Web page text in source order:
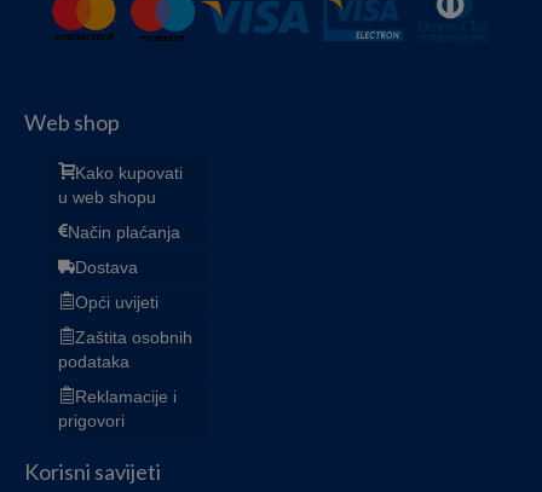
Web shop
Kako kupovati
u web shopu
Način plaćanja
Dostava
Opći uvijeti
Zaštita osobnih
podataka
Reklamacije i
prigovori
Korisni savijeti